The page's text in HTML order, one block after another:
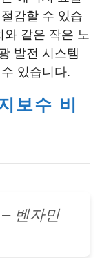
감할 수 있습
와 같은 작은 노
발전 시스템
있습니다.
보수 비
벤자민